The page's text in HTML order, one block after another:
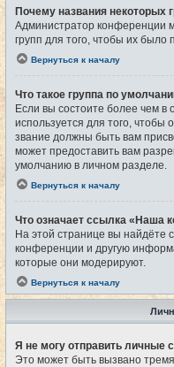
Почему названия некоторых
Администратор конференции
групп для того, чтобы их было
Вернуться к началу
Что такое группа по
Если вы состоите более чем в
используется для того, чтобы
звание должны быть вам
может предоставить вам
умолчанию в личном разделе.
Вернуться к началу
Что означает ссылка «Наша
На этой странице вы найдёте
конференции и другую
которые они модерируют.
Вернуться к началу
Я не могу отправить личные
Это может быть вызвано